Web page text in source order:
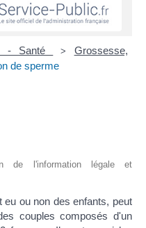
- Santé >
Grossesse,
de sperme
de l'information légale et
ou non des enfants, peut
couples composés d'un